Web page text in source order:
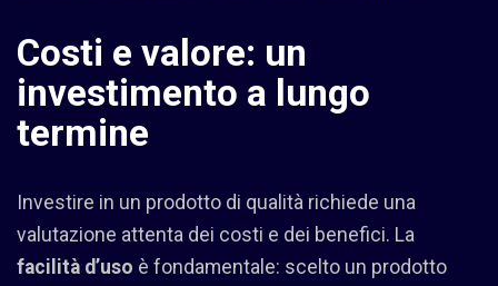
Costi e valore: un
investimento a lungo
termine
Investire in un prodotto di qualità richiede una
valutazione attenta dei costi e dei benefici. La
facilità d’uso è fondamentale: scelto un prodotto